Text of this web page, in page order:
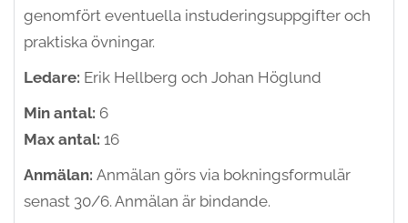
genomfört eventuella instuderingsuppgifter och
praktiska övningar.
Ledare: Erik Hellberg och Johan Höglund
Min antal: 6
Max antal: 16
Anmälan: Anmälan görs via bokningsformulär
senast 30/6. Anmälan är bindande.